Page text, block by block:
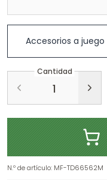
Accesorios a juego
Cantidad
N.º de artículo: MF-TD66562M